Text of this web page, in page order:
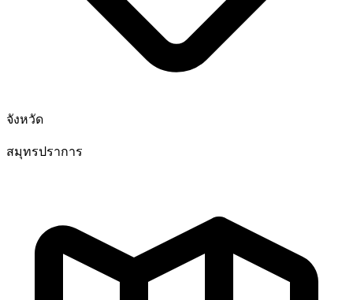
จังหวัด
สมุทรปราการ